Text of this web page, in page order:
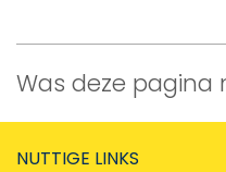
Was deze pagina
NUTTIGE LINKS